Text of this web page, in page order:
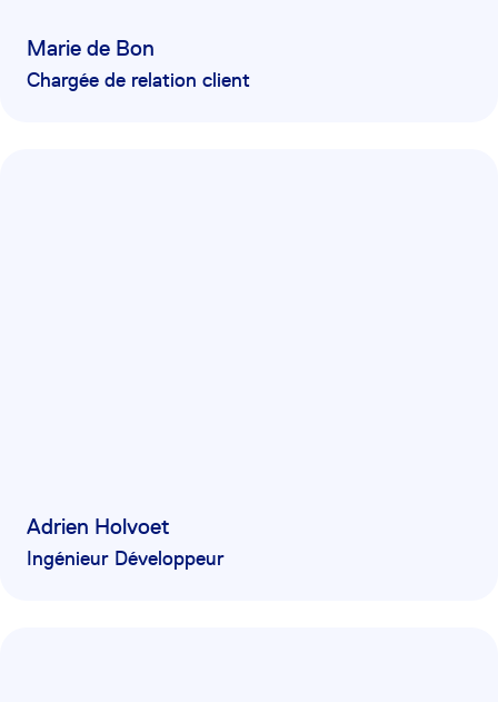
Marie de Bon
Chargée de relation client
Adrien Holvoet
Ingénieur Développeur